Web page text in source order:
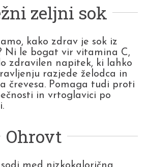
zeljni sok
kako zdrav je sok iz
Ni le bogat vir vitamina C,
zdravilen napitek, ki lahko
razjede želodca in
črevesa. Pomaga tudi proti
in vrtoglavici po
Ohrovt